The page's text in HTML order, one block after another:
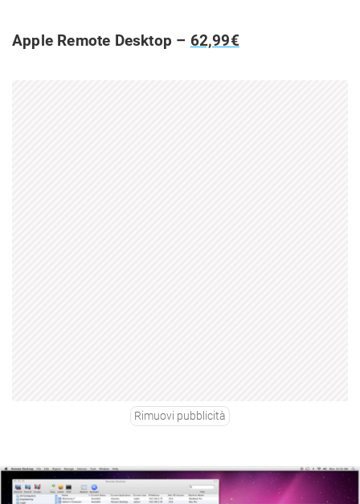
Apple Remote Desktop – 62,99€
Rimuovi pubblicità